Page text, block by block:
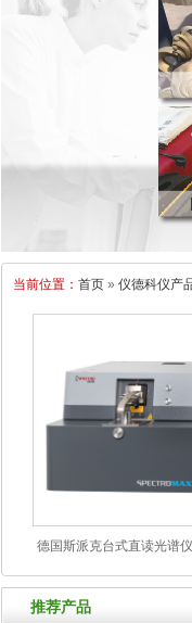
当前位置： 首页 » 仪德科仪产
德国斯派克台式直读光谱
属分析仪
推荐产品